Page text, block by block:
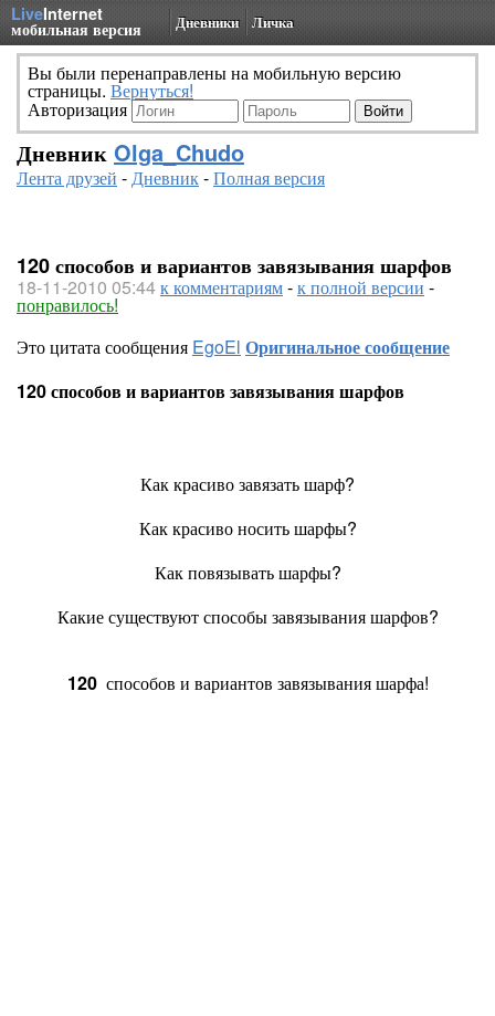
LiveInternet
мобильная версия Дневники Личка
Вы были перенаправлены на мобильную версию
страницы. Вернуться!
Авторизация
Дневник Olga_Chudo
Лента друзей -Дневник-Полная версия
120 способов и вариантов завязывания шарфов
18-11-2010 05:44к комментариям-к полной версии -
понравилось!
Это цитата сообщения EgoEl Оригинальное сообщение
120 способов и вариантов завязывания шарфов
Как красиво завязать шарф?
Как красиво носить шарфы?
Как повязывать шарфы?
Какие существуют способы завязывания шарфов?
120 способов и вариантов завязывания шарфа!